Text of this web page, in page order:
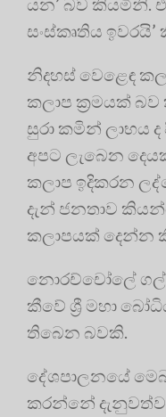
සංස්කෘතිය ඉවරයි’
නිදහස් වෙළෙඳ
කලාප ක්‍රමයක්
සුරා කමින් ලාභය
අපට ලැබෙන
කලාප ඉදිකරන
දැන් ජනතාව
කලාපයක් දෙන්න
නොරච්චෝලේ ගල්
කීවේ ශ්‍රී මහා
තිබෙන බවකි.
දේශපාලනයේ
කරන්නේ